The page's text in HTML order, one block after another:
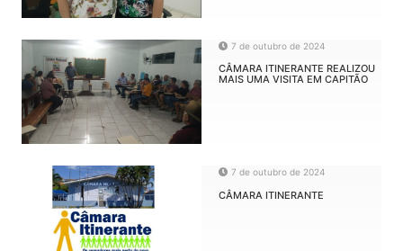
7 de outubro de 2024
CÂMARA ITINERANTE REALIZOU
MAIS UMA VISITA EM CAPITÃO
7 de outubro de 2024
CÂMARA ITINERANTE